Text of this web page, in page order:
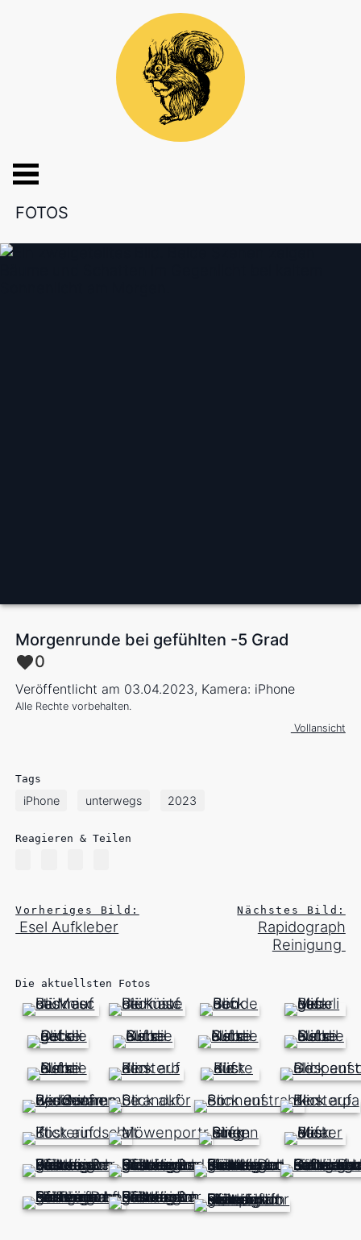
FOTOS
Morgenrunde bei gefühlten -5 Grad
0
Veröffentlicht am 03.04.2023, Kamera: iPhone
Alle Rechte vorbehalten.
Vollansicht
Tags
iPhone unterwegs 2023
Reagieren & Teilen
Vorheriges Bild:
Esel Aufkleber
Nächstes Bild:
Rapidograph
Reinigung
Die aktuellsten Fotos